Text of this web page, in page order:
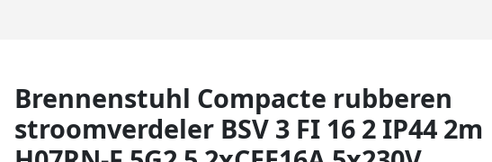
Brennenstuhl Compacte rubberen
stroomverdeler BSV 3 FI 16 2 IP44 2m